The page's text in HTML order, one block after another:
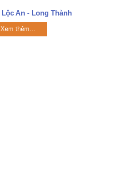
An - Long Thành
Xem thêm...